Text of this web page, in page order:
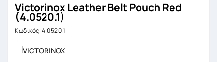
Victorinox Leather Belt Pouch Red
(4.0520.1)
Κωδικός:4.0520.1